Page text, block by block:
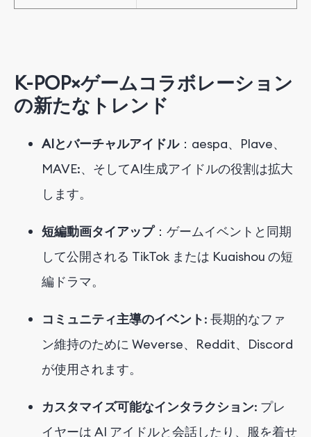
K-POP×ゲームコラボレーション
の新たなトレンド
AIとバーチャルアイドル：aespa、Plave、
MAVE:、そしてAI生成アイドルの役割は拡大
します。
短編動画タイアップ：ゲームイベントと同期
して公開される TikTok または Kuaishou の短
編ドラマ。
コミュニティ主導のイベント: 長期的なファ
ン維持のために Weverse、Reddit、Discord
が使用されます。
カスタマイズ可能なインタラクション: プレ
イヤーは AI アイドルと会話したり、服を着せ